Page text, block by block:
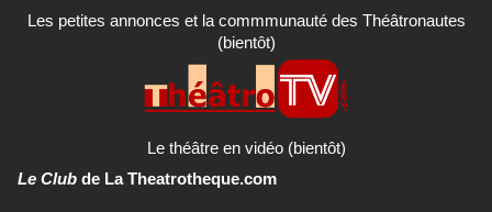
Les petites annonces et la commmunauté des Théâtronautes
(bientôt)
Le théâtre en vidéo (bientôt)
Le Club de La Theatrotheque.com